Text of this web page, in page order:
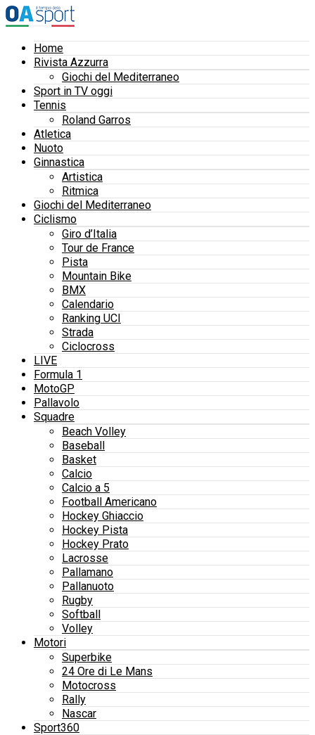
Home
Rivista Azzurra
Giochi del Mediterraneo
Sport in TV oggi
Tennis
Roland Garros
Atletica
Nuoto
Ginnastica
Artistica
Ritmica
Giochi del Mediterraneo
Ciclismo
Giro d’Italia
Tour de France
Pista
Mountain Bike
BMX
Calendario
Ranking UCI
Strada
Ciclocross
LIVE
Formula 1
MotoGP
Pallavolo
Squadre
Beach Volley
Baseball
Basket
Calcio
Calcio a 5
Football Americano
Hockey Ghiaccio
Hockey Pista
Hockey Prato
Lacrosse
Pallamano
Pallanuoto
Rugby
Softball
Volley
Motori
Superbike
24 Ore di Le Mans
Motocross
Rally
Nascar
Sport360